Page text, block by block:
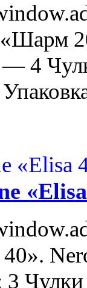
«Шарм
— 4
3